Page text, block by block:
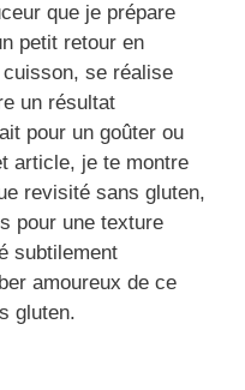
que je prépare
petit retour en
se réalise
un résultat
pour un goûter ou
article, je te montre
revisité sans gluten,
pour une texture
subtilement
amoureux de ce
gluten.